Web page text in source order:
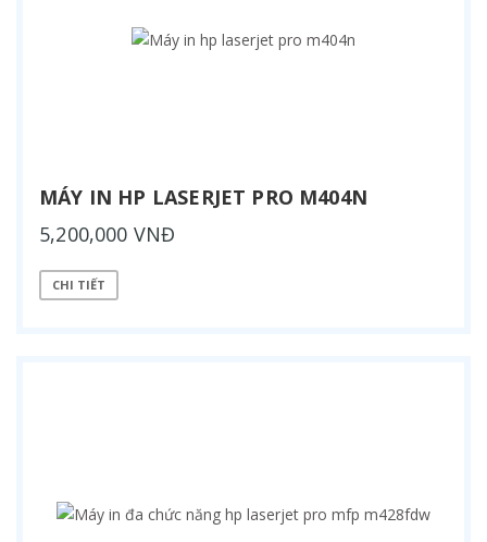
MÁY IN HP LASERJET PRO M404N
5,200,000 VNĐ
CHI TIẾT